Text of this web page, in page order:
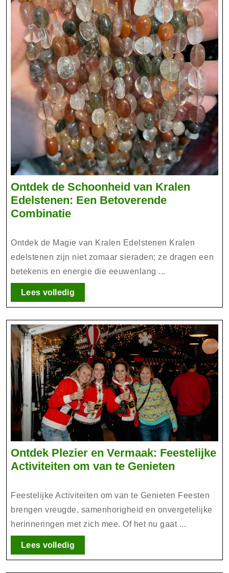
Ontdek de Schoonheid van Kralen
Edelstenen: Een Betoverende
CombinatieOntdek
Schoonheid
van
Kralen
Edelstenen:
Een
Betoverende
Combinatie
Ontdek de Magie van Kralen Edelstenen Kralen
edelstenen zijn niet zomaar sieraden; ze dragen een
betekenis en energie die eeuwenlang ...
Lees volledigLees
volledig
Ontdek Plezier en Vermaak: Feestelijke
Activiteiten om van te Genieten
en
Vermaak:
van
Feestelijke Activiteiten om van te Genieten Feesten
brengen vreugde, samenhorigheid en onvergetelijke
herinneringen met zich mee. Of het nu gaat ...
Lees volledigLees
volledig